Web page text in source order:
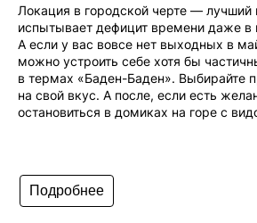
Локация в городской черте — лучший
испытывает дефицит времени даже в
А если у вас вовсе нет выходных в
можно устроить себе хотя бы
в термах «Баден-Баден». Выбирайте
на свой вкус. А после, если есть
остановиться в домиках на горе с
Подробнее
💧
Вконтакте
Телеграм